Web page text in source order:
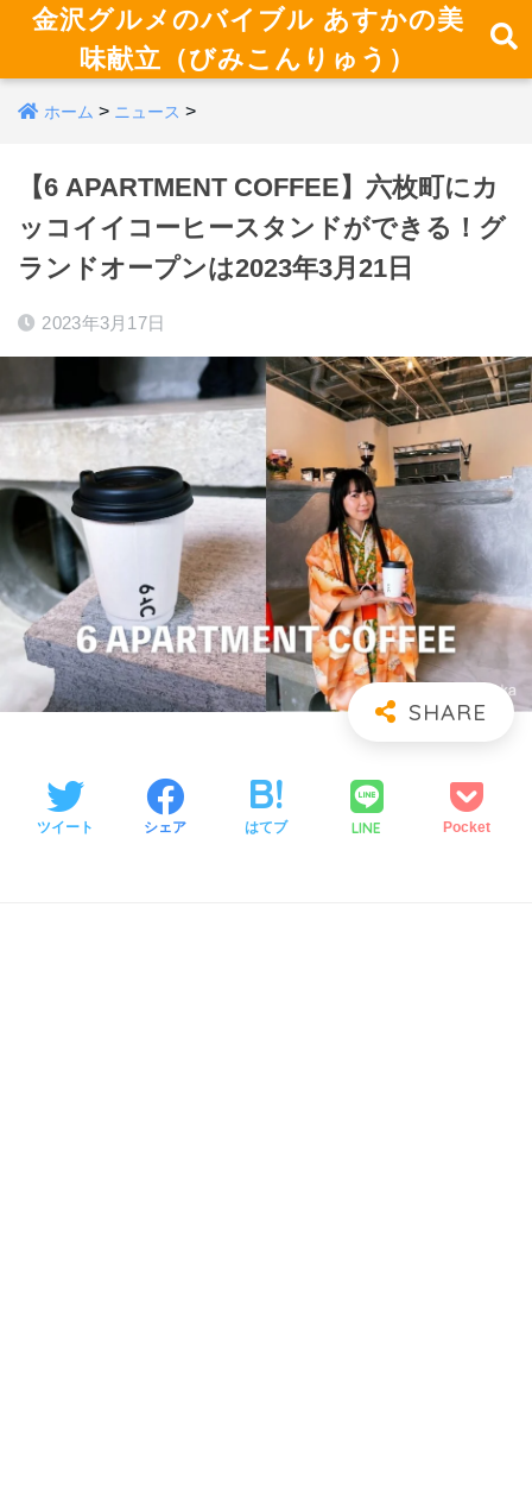
金沢グルメのバイブル あすかの美
味献立（びみこんりゅう）
ホーム > ニュース >
【6 APARTMENT COFFEE】六枚町にカ
ッコイイコーヒースタンドができる！グ
ランドオープンは2023年3月21日
2023年3月17日
ツイート シェア はてブ LINE Pocket